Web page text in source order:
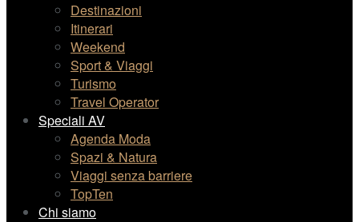
Destinazioni
Itinerari
Weekend
Sport & Viaggi
Turismo
Travel Operator
Speciali AV
Agenda Moda
Spazi & Natura
Viaggi senza barriere
TopTen
Chi siamo